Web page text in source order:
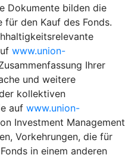
Dokumente bilden die
den Kauf des Fonds.
www.union-
Ihrer
und weitere
kollektiven
auf www.union-
Investment Management
Vorkehrungen, die für
in einem anderen